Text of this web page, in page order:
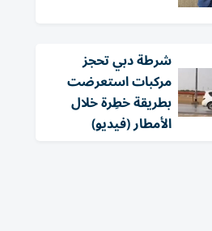
شرطة دبي تحجز
مركبات استعرضت
بطريقة خطِرة خلال
الأمطار (فيديو)